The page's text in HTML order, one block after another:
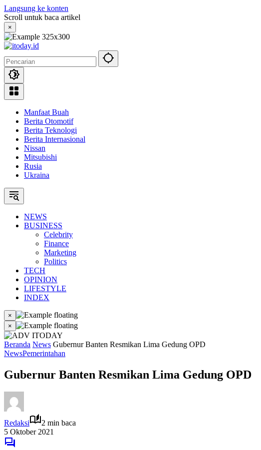
Langsung ke konten
Scroll untuk baca artikel
×
Manfaat Buah
Berita Otomotif
Berita Teknologi
Berita Internasional
Nissan
Mitsubishi
Rusia
Ukraina
NEWS
BUSINESS
Celebrity
Finance
Marketing
Politics
TECH
OPINION
LIFESTYLE
INDEX
×
×
Beranda News Gubernur Banten Resmikan Lima Gedung OPD
NewsPemerintahan
Gubernur Banten Resmikan Lima Gedung OPD
Redaksi
2 min baca
5 Oktober 2021